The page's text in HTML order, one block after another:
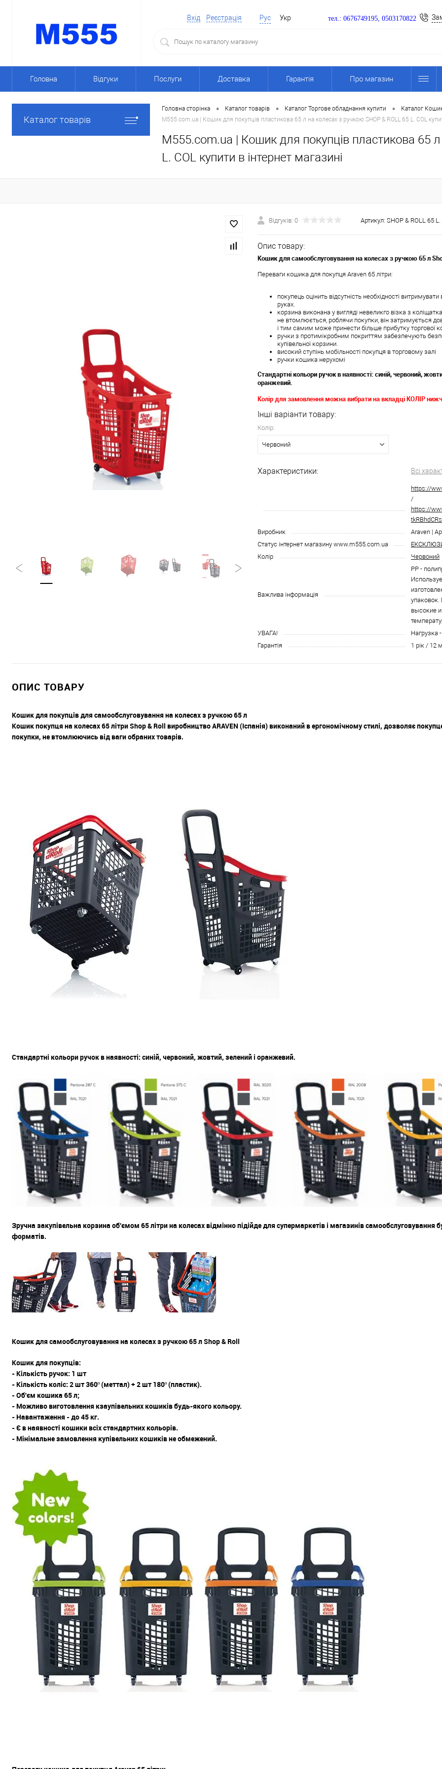
Вхід Реєстрація Рус Укр тел.: 0676749195, 0503170822
Головна Відгуки Послуги Доставка Гарантія Про магазин
Каталог товарів
Головна сторінка • Каталог товарів • Каталог Торгове обладнання купити • Каталог
M555.com.ua | Кошик для покупців пластикова 65 л на колесах з ручкою SHOP & ROLL 65 L. COL
M555.com.ua | Кошик для покупців пластикова 65
L. COL купити в інтернет магазині
Відгуків: 0 Артикул: SHOP & ROLL 65 L.
Опис товару:
Кошик для самообслуговування на колесах з ручкою 65 л
Переваги кошика для покупця Araven 65 літри:
покупець оцінить відсутність необхідності витримувати
руках.
корзина виконана у вигляді невеликго візка з
не втомлюється, роблячи покупки, він затримується
і тим самим може принести більше прибутку торгової
ручки з протимікробним покриттям забезпечують
купівельної корзини.
високий ступінь мобільності покупця в торговому залі
ручки кошика нерухомі
Стандартні кольори ручок в наявності: синій, червоний,
оранжевий.
Колір для замовлення можна вибрати на вкладці КОЛІР
Інші варіанти товару:
Колір:
Червоний
Характеристики: Всі
https://
/
https://
tkRBhdCRs
Виробник
Araven |
Статус інтернет магазину www.m555.com.ua
Колір
Червоний
Важлива інформація
PP -
высокие
УВАГА!
Нагрузка
Гарантія
1 рік / 12
ОПИС ТОВАРУ
Кошик для покупців для самообслуговування на колесах з ручкою 65 л
Кошик покупця на колесах 65 літри Shop & Roll виробництво ARAVEN (Іспанія) виконаний в ергономічному стилі, дозволяє
покупки, не втомлюючись від ваги обраних товарів.
Стандартні кольори ручок в наявності: синій, червоний, жовтий, зелений і оранжевий.
Зручна закупівельна корзина об'ємом 65 літри на колесах відмінно підійде для супермаркетів і магазинів самообслуговування
форматів.
Кошик для самообслуговування на колесах з ручкою 65 л Shop & Roll
Кошик для покупців:
- Кількість ручок: 1 шт
- Кількість коліс: 2 шт 360º (меттал) + 2 шт 180º (пластик).
- Об'єм кошика 65 л;
- Можливо виготовлення кзаупівельних кошиків будь-якого кольору.
- Навантаження - до 45 кг.
- Є в наявності кошики всіх стандартних кольорів.
- Мінімальне замовлення купівельних кошиків не обмежений.